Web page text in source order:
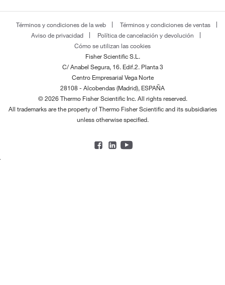
Términos y condiciones de la web
Términos y condiciones de ventas
Aviso de privacidad
Política de cancelación y devolución
Cómo se utilizan las cookies
Fisher Scientific S.L.
C/ Anabel Segura, 16. Edif.2. Planta 3
Centro Empresarial Vega Norte
28108 - Alcobendas (Madrid), ESPAÑA
© 2026 Thermo Fisher Scientific Inc. All rights reserved.
All trademarks are the property of Thermo Fisher Scientific and its subsidiaries
unless otherwise specified.